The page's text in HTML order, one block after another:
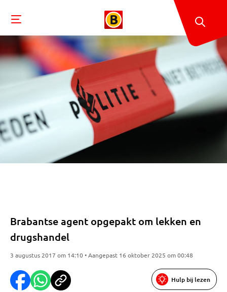
Brabantse agent opgepakt om lekken en
drugshandel
3 augustus 2017 om 14:10 • Aangepast 16 oktober 2025 om 00:48
Hulp bij lezen